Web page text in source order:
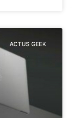
ACTUS GEEK